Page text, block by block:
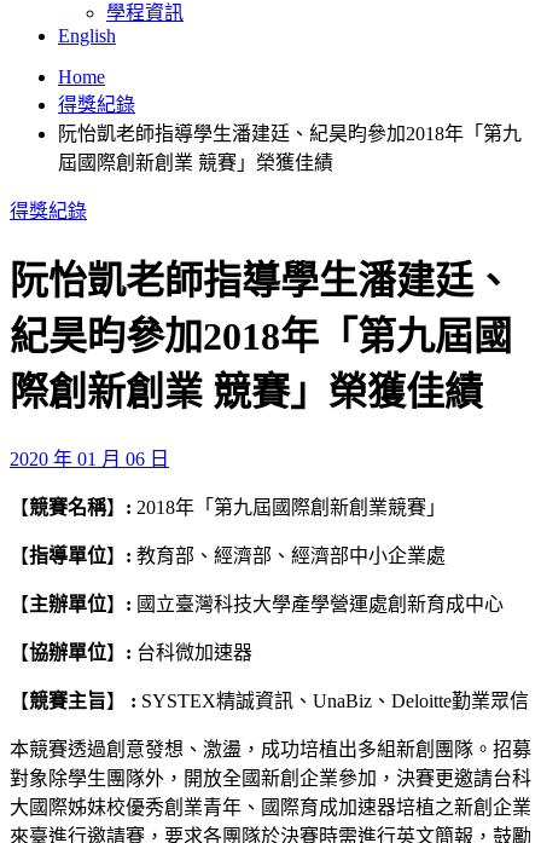
學程資訊
English
Home
得獎紀錄
阮怡凱老師指導學生潘建廷、紀昊昀參加2018年「第九
屆國際創新創業 競賽」榮獲佳績
得獎紀錄
阮怡凱老師指導學生潘建廷、
紀昊昀參加2018年「第九屆國
際創新創業 競賽」榮獲佳績
2020 年 01 月 06 日
【競賽名稱】 : 2018年「第九屆國際創新創業競賽」
【指導單位】 : 教育部、經濟部、經濟部中小企業處
【主辦單位】 : 國立臺灣科技大學產學營運處創新育成中心
【協辦單位】 : 台科微加速器
【競賽主旨】 : SYSTEX精誠資訊、UnaBiz、Deloitte勤業眾信
本競賽透過創意發想、激盪，成功培植出多組新創團隊。招募
對象除學生團隊外，開放全國新創企業參加，決賽更邀請台科
大國際姊妹校優秀創業青年、國際育成加速器培植之新創企業
來臺進行邀請賽，要求各團隊於決賽時需進行英文簡報，鼓勵